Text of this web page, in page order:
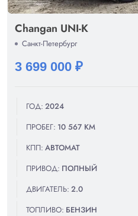
Changan UNI-K
Санкт-Петербург
3 699 000 ₽
ГОД: 2024
ПРОБЕГ: 10 567 КМ
КПП: АВТОМАТ
ПРИВОД: ПОЛНЫЙ
ДВИГАТЕЛЬ: 2.0
ТОПЛИВО: БЕНЗИН